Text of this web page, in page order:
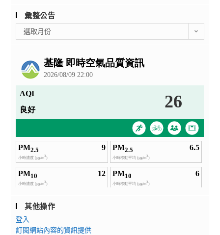
彙整公告
整
選取月份
其他操作
登入
訂閱網站內容的資訊提供